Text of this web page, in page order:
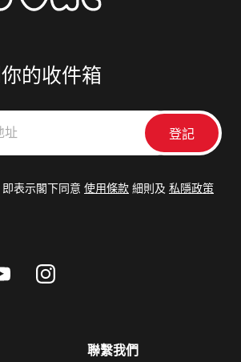
的收件箱
表示閣下同意 使用條款 細則及 私隱政策
聯繫我們